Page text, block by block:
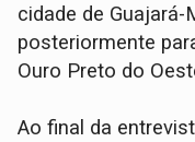
cidade de
posteriormente
Ouro Preto do
Ao final da